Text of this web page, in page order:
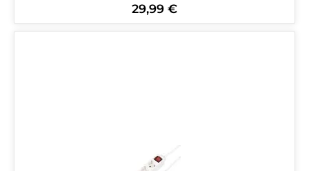
Regulärer Preis:
29,99 €